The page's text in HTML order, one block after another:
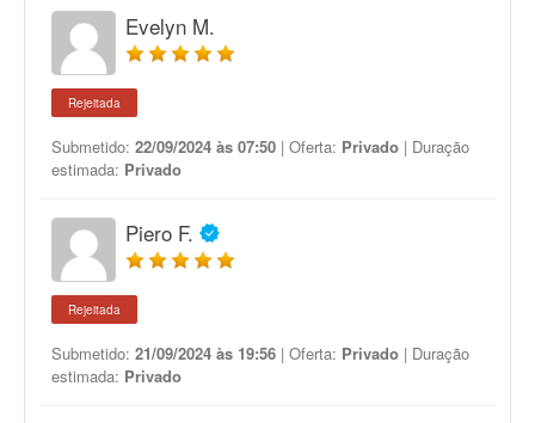
Evelyn M.
Rejeitada
Submetido: 22/09/2024 às 07:50 | Oferta: Privado | Duração
estimada: Privado
Piero F.
Rejeitada
Submetido: 21/09/2024 às 19:56 | Oferta: Privado | Duração
estimada: Privado